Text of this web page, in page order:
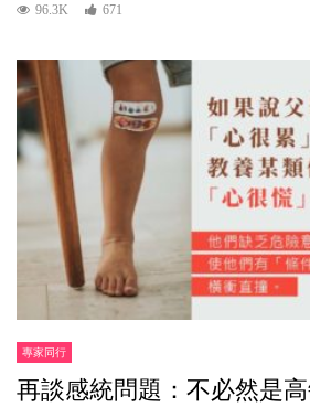
96.3K 671
專家同行
再談感統問題：不必然是